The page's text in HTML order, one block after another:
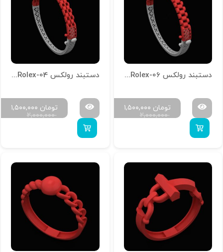
دستبند رولکس D-Rolex-06
۲,۰۰۰,۰۰۰
۱,۵۰۰,۰۰۰ تومان
دستبند رولکس D-Rolex-04
۲,۰۰۰,۰۰۰
۱,۵۰۰,۰۰۰ تومان